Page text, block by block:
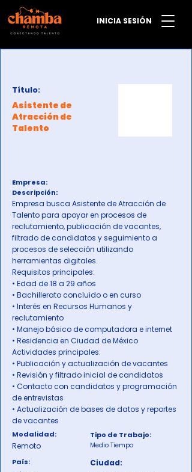
INICIA SESIÓN
Título:
Asistente de
Atracción de
Talento
Empresa:
Descripción:
Empresa busca Asistente de Atracción de
Talento para apoyar en procesos de
reclutamiento, publicación de vacantes,
filtrado de candidatos y seguimiento a
procesos de selección utilizando
herramientas digitales.
Requisitos principales:
• Edad de 18 a 29 años
• Bachillerato concluido o en curso
• Interés en Recursos Humanos y
reclutamiento
• Manejo básico de computadora e internet
• Residencia en Ciudad de México
Actividades principales:
• Publicación y actualización de vacantes
• Revisión y filtrado inicial de candidatos
• Contacto con candidatos y programación
de entrevistas
• Actualización de bases de datos y reportes
de vacantes
Modalidad:
Remoto
Tipo de Trabajo:
Medio Tiempo
País:
Ciudad: